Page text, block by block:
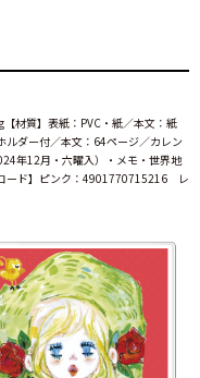
材質】表紙：PVC・紙／本文：紙
ルダー付／本文：64ページ／カレン
年12月・六曜入）・メモ・世界地
ード】ピンク：4901770715216 レ